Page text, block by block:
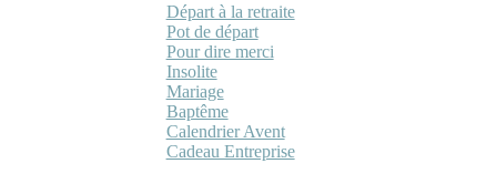
Départ à la retraite
Pot de départ
Pour dire merci
Insolite
Mariage
Baptême
Calendrier Avent
Cadeau Entreprise